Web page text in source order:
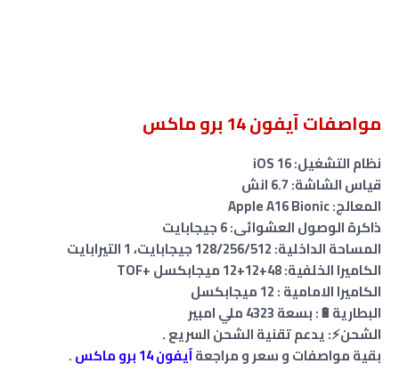
مواصفات آيفون 14 برو ماكس
نظام التشغيل: iOS 16
قياس الشاشة: 6.7 انش
المعالج: Apple A16 Bionic
ذاكرة الوصول العشوائى: 6 جيجابايت
المساحة الداخلية: 128/256/512 جيجابايت، 1 التيرابايت
الكاميرا الخلفية: 48+12+12 ميجابكسل +TOF
الكاميرا الامامية : 12 ميجابكسل
البطارية🔋: بسعة 4323 ملي امبير
الشحن⚡: يدعم تقنية الشحن السريع .
بقية مواصفات و سعر و مراجعةآيفون 14 برو ماكس .